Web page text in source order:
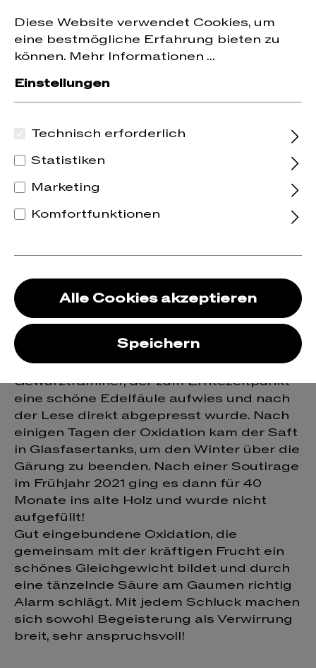
springen
auf die erste Bestellung erhalten.
2020 Tout ce qui
est beau revient
Kräftig und aromatisch! Spät gelesener
Gewürztraminer, der zum Erntezeitpunkt
eine schöne Edelfäule aufwies und nach
der Lese direkt abgepresst wurde. Nach
einigen Tagen der Oxidation kam der Saft
in Glasfasertanks, um den Winter über die
Gärung zu beenden. Nach einer Soutirage
im Frühjahr 2021 ging es dann für 40
Monate ins alte Holz und wurde nicht
aufgefüllt!
Gut eingebundene Oxidation, die
gemeinsam mit der kräftigen Frucht ein
schönes Gleichgewicht bildet und durch
eine tänzelnde Säure am Gaumen richtig
Alarm schlägt. Mit jedem Schluck machen
sich sowohl Begeisterung als Verwirrung
breit, sehr anspruchsvoll!
Diese Website verwendet Cookies, um
eine bestmögliche Erfahrung bieten zu
können. Mehr Informationen ...
Einstellungen
Technisch erforderlich
Statistiken
Marketing
Komfortfunktionen
Alle Cookies akzeptieren
Speichern